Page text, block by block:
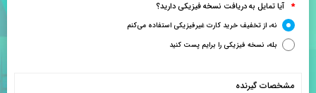
* آیا تمایل به دریافت نسخه فیزیکی دارید؟
نه، از تخفیف خرید کارت غیرفیزیکی استفاده می‌کنم
بله، نسخه فیزیکی را برایم پست کنید
مشخصات گیرنده